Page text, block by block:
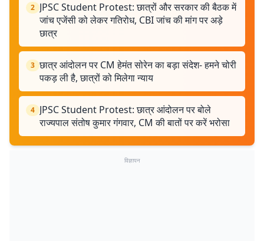
2 JPSC Student Protest: छात्रों और सरकार की बैठक में
जांच एजेंसी को लेकर गतिरोध, CBI जांच की मांग पर अड़े
छात्र
3 छात्र आंदोलन पर CM हेमंत सोरेन का बड़ा संदेश- हमने चोरी
पकड़ ली है, छात्रों को मिलेगा न्याय
4 JPSC Student Protest: छात्र आंदोलन पर बोले
राज्यपाल संतोष कुमार गंगवार, CM की बातों पर करें भरोसा
विज्ञापन